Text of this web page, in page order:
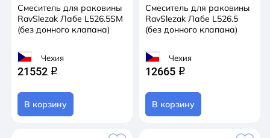
Смеситель для раковины
RavSlezak Лабе L526.5SM
(без донного клапана)
Чехия
21552 q
В корзину
Смеситель для раковины
RavSlezak Лабе L526.5
(без донного клапана)
Чехия
12665 q
В корзину